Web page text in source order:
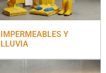
IMPERMEABLES Y
LLUVIA